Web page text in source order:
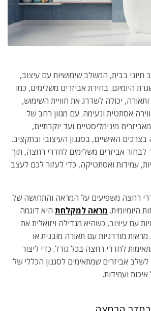
בבית, המשלב שימושיות עם עיצוב,
היומיום. בחירת אביזרים משלימים, כמו
יכולה לשדרג את חוויית השימוש,
אסתטית ונעימה. עם מגוון רחב של
מינימליסטיים ועד יוקרתיים,
האישיים, בסגנון העיצובי ובתקציב.
אביזרים משלימים לחדרי רחצה, תוך
עמידות ואסתטיקה, כדי לעזור לכם לעצב
רחצה משפיעים על המראה והתחושה של
היומיומית. מראה למקלחת היא דוגמה
עם עיצוב, כשהיא מגדילה ויזואלית את
מודרניות עם תאורה מובנית או
לחדרי רחצה בכל גודל. כדי ליצור
אביזרים שמתאימים לסגנון הכללי של
ועמידות.